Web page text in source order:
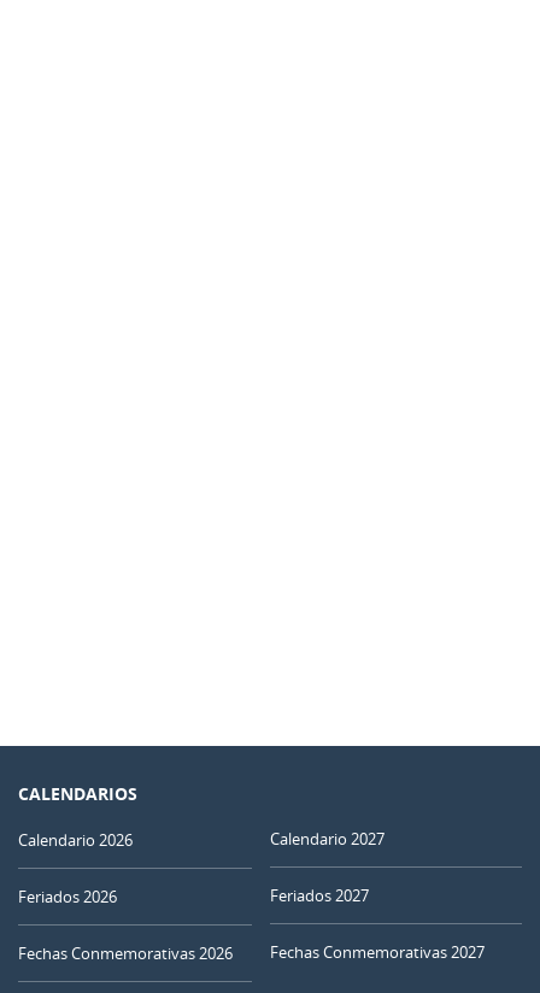
CALENDARIOS
Calendario 2026
Feriados 2026
Fechas Conmemorativas 2026
Calendario 2027
Feriados 2027
Fechas Conmemorativas 2027